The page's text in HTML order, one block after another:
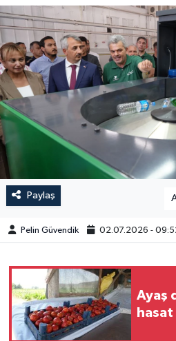
Paylaş
Pelin Güvendik 02.07.2026 -
Ayaş
hasat